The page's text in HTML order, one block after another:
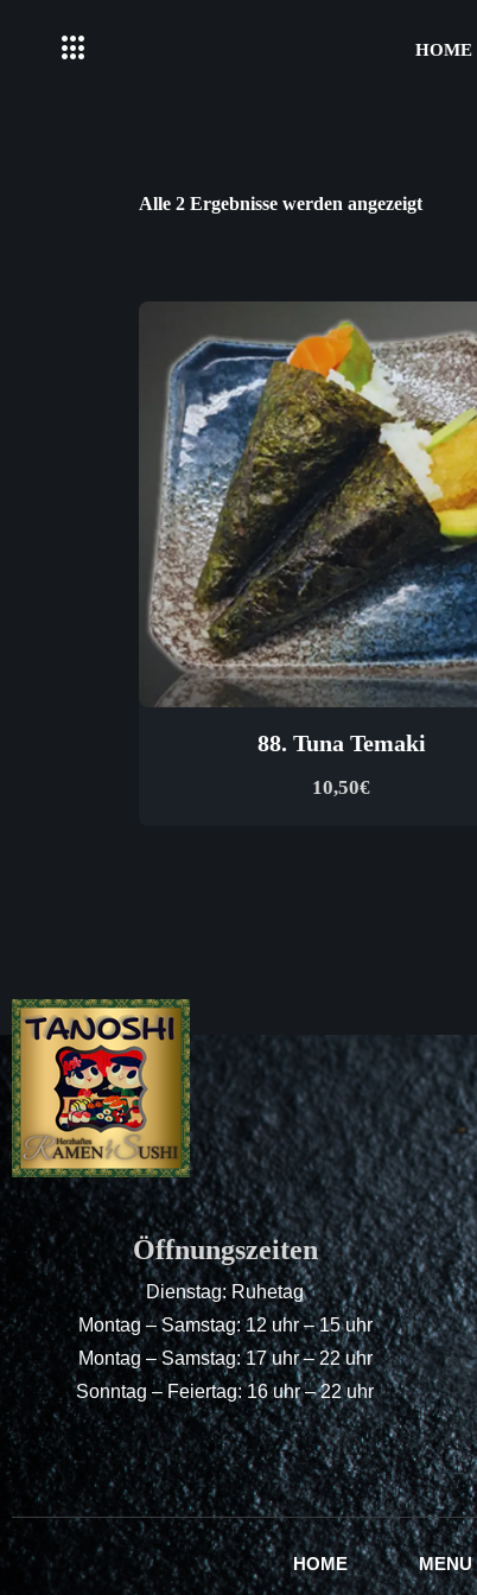
HOME
Alle 2 Ergebnisse werden angezeigt
88. Tuna Temaki
10,50€
Öffnungszeiten
Dienstag: Ruhetag
Montag – Samstag: 12 uhr – 15 uhr
Montag – Samstag: 17 uhr – 22 uhr
Sonntag – Feiertag: 16 uhr – 22 uhr
HOME MENU